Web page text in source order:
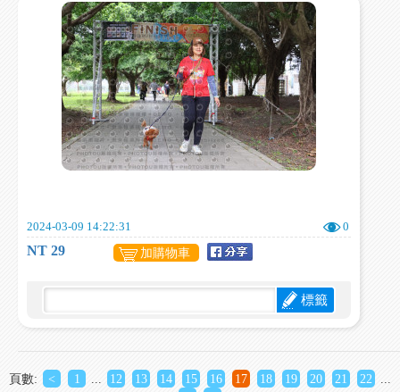
2024-03-09 14:22:31 0
NT 29 加購物車
標籤
頁數: < 1 12 13 14 15 16 17 18 19 20 21 22